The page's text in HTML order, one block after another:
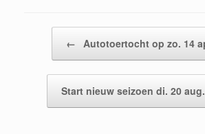
← Autotoertocht op zo. 14
Start nieuw seizoen di. 20